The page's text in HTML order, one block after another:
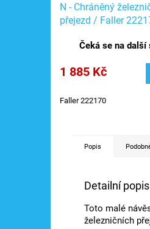
N - Chráněný
přejezd / Faller
Čeká se na další
1 885 Kč
Faller 222170
Popis
Detailní
Toto malé
železničních